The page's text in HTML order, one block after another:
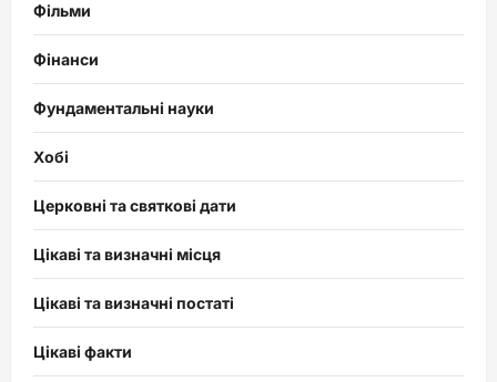
Фільми
Фінанси
Фундаментальні науки
Хобі
Церковні та святкові дати
Цікаві та визначні місця
Цікаві та визначні постаті
Цікаві факти